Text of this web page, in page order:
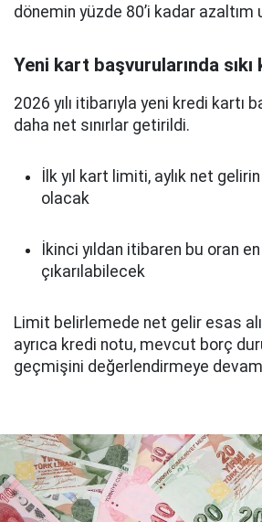
dönemin yüzde 80’i kadar azaltım
Yeni kart başvurularında sıkı
2026 yılı itibarıyla yeni kredi kartı
daha net sınırlar getirildi.
İlk yıl kart limiti, aylık net
olacak
İkinci yıldan itibaren bu oran
çıkarılabilecek
Limit belirlemede net gelir esas
ayrıca kredi notu, mevcut borç
geçmişini değerlendirmeye